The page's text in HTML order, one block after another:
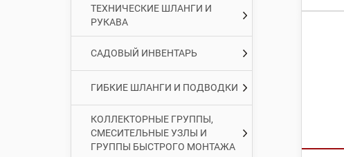
ТЕХНИЧЕСКИЕ ШЛАНГИ И
РУКАВА
САДОВЫЙ ИНВЕНТАРЬ
ГИБКИЕ ШЛАНГИ И ПОДВОДКИ
КОЛЛЕКТОРНЫЕ ГРУППЫ,
СМЕСИТЕЛЬНЫЕ УЗЛЫ И
ГРУППЫ БЫСТРОГО МОНТАЖА